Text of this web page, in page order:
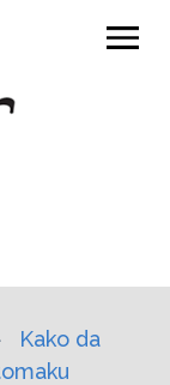
Kako da